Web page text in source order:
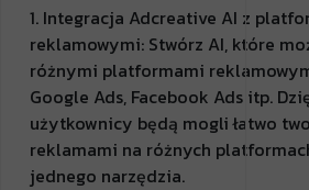
1. Integracja Adcreative AI z
reklamowymi: Stwórz AI, które
różnymi platformami
Google Ads, Facebook Ads itp.
użytkownicy będą mogli łatwo
reklamami na różnych
jednego narzędzia.